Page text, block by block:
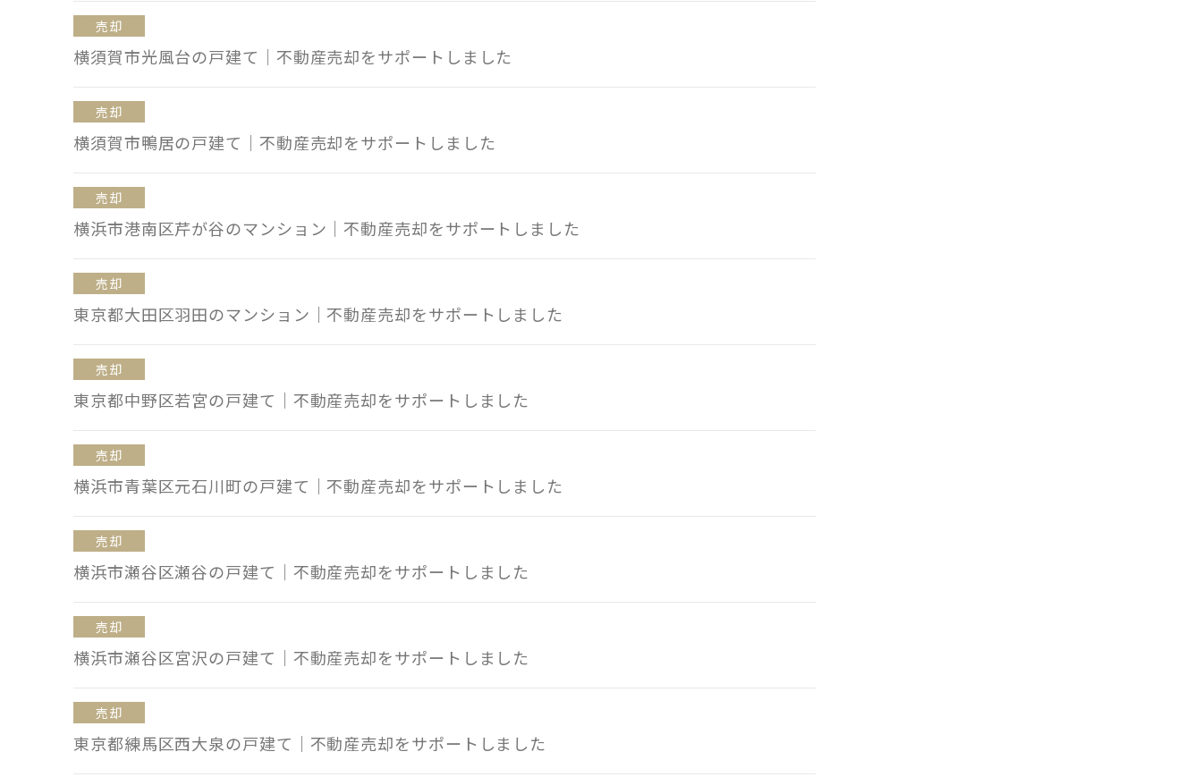
売却
横須賀市光風台の戸建て｜不動産売却をサポートしました
売却
横須賀市鴨居の戸建て｜不動産売却をサポートしました
売却
横浜市港南区芹が谷のマンション｜不動産売却をサポートしました
売却
東京都大田区羽田のマンション｜不動産売却をサポートしました
売却
東京都中野区若宮の戸建て｜不動産売却をサポートしました
売却
横浜市青葉区元石川町の戸建て｜不動産売却をサポートしました
売却
横浜市瀬谷区瀬谷の戸建て｜不動産売却をサポートしました
売却
横浜市瀬谷区宮沢の戸建て｜不動産売却をサポートしました
売却
東京都練馬区西大泉の戸建て｜不動産売却をサポートしました